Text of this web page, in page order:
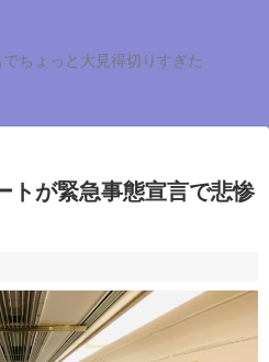
ちょっと大見得切りすぎた
が緊急事態宣言で悲惨